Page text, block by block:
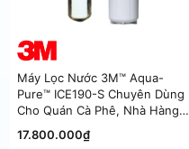
Máy Lọc Nước 3M™ Aqua-
Pure™ ICE190-S Chuyên Dùng
Cho Quán Cà Phê, Nhà Hàng -
17.800.000₫